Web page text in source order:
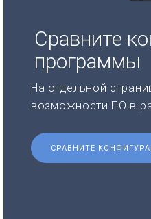
Сравните
программы
На отдельной
возможности ПО в
СРАВНИТЕ